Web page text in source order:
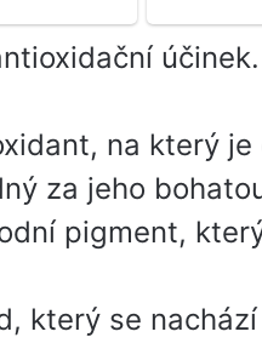
na který
za jeho
pigment,
který se